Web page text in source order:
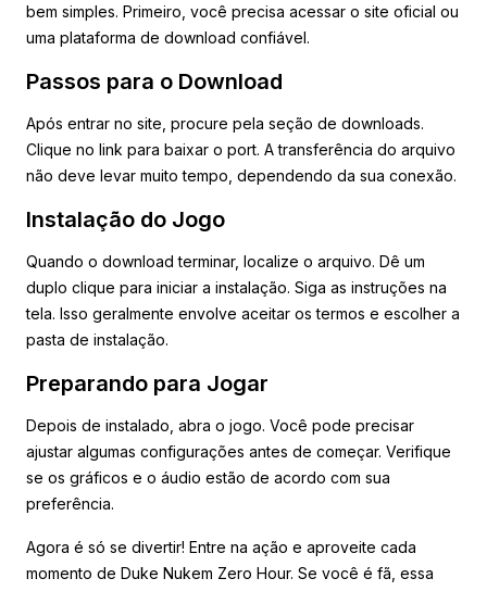
bem simples. Primeiro, você precisa acessar o site oficial ou
uma plataforma de download confiável.
Passos para o Download
Após entrar no site, procure pela seção de downloads.
Clique no link para baixar o port. A transferência do arquivo
não deve levar muito tempo, dependendo da sua conexão.
Instalação do Jogo
Quando o download terminar, localize o arquivo. Dê um
duplo clique para iniciar a instalação. Siga as instruções na
tela. Isso geralmente envolve aceitar os termos e escolher a
pasta de instalação.
Preparando para Jogar
Depois de instalado, abra o jogo. Você pode precisar
ajustar algumas configurações antes de começar. Verifique
se os gráficos e o áudio estão de acordo com sua
preferência.
Agora é só se divertir! Entre na ação e aproveite cada
momento de Duke Nukem Zero Hour. Se você é fã, essa